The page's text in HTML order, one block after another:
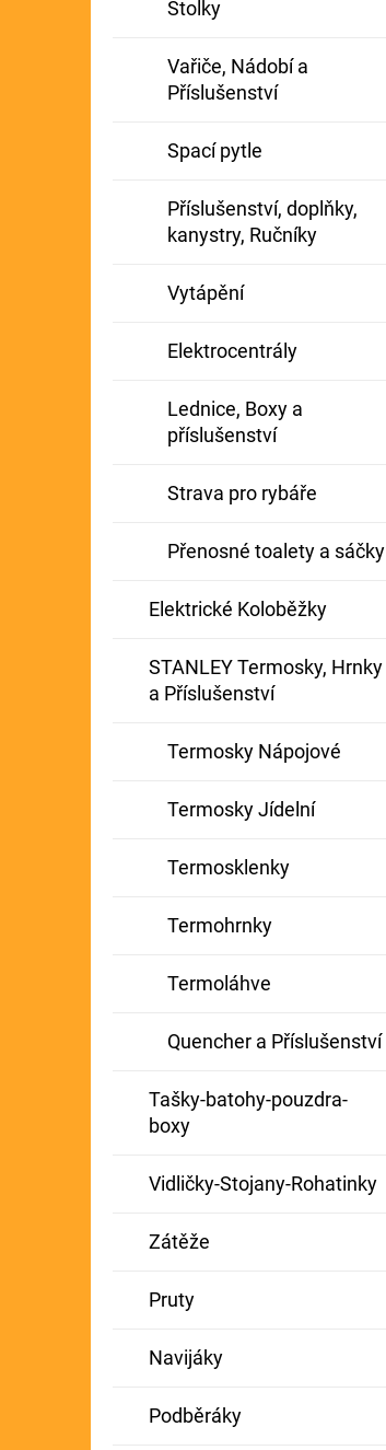
Stolky
Vařiče, Nádobí a
Příslušenství
Spací pytle
Příslušenství, doplňky,
kanystry, Ručníky
Vytápění
Elektrocentrály
Lednice, Boxy a
příslušenství
Strava pro rybáře
Přenosné toalety a sáčky
Elektrické Koloběžky
STANLEY Termosky, Hrnky
a Příslušenství
Termosky Nápojové
Termosky Jídelní
Termosklenky
Termohrnky
Termoláhve
Quencher a Příslušenství
Tašky-batohy-pouzdra-
boxy
Vidličky-Stojany-Rohatinky
Zátěže
Pruty
Navijáky
Podběráky